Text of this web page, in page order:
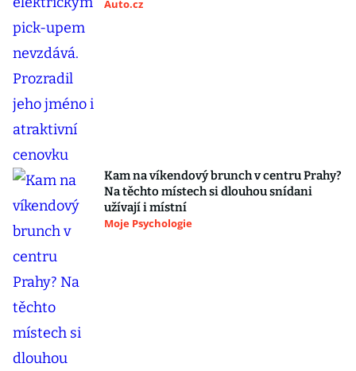
Auto.cz
Kam na víkendový brunch v centru Prahy?
Na těchto místech si dlouhou snídani
užívají i místní
Moje Psychologie